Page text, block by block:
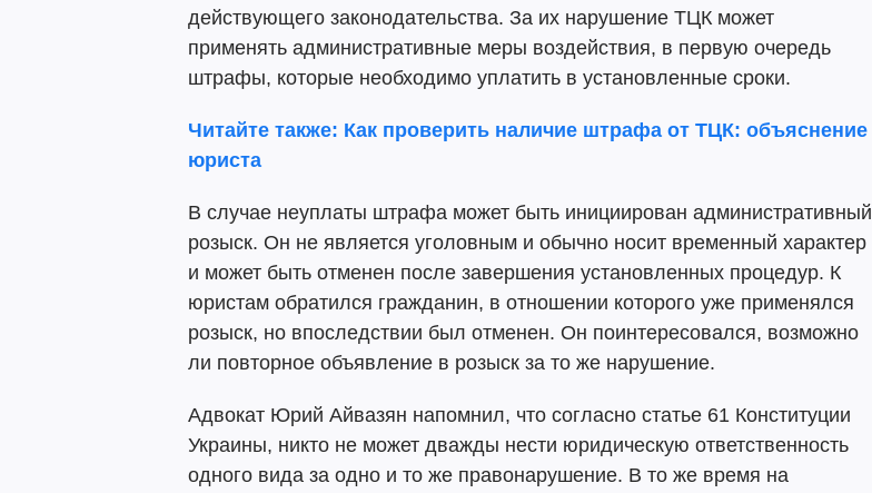
действующего законодательства. За их нарушение ТЦК может
применять административные меры воздействия, в первую очередь
штрафы, которые необходимо уплатить в установленные сроки.
Читайте также: Как проверить наличие штрафа от ТЦК: объяснение
юриста
В случае неуплаты штрафа может быть инициирован административный
розыск. Он не является уголовным и обычно носит временный характер
и может быть отменен после завершения установленных процедур. К
юристам обратился гражданин, в отношении которого уже применялся
розыск, но впоследствии был отменен. Он поинтересовался, возможно
ли повторное объявление в розыск за то же нарушение.
Адвокат Юрий Айвазян напомнил, что согласно статье 61 Конституции
Украины, никто не может дважды нести юридическую ответственность
одного вида за одно и то же правонарушение. В то же время на